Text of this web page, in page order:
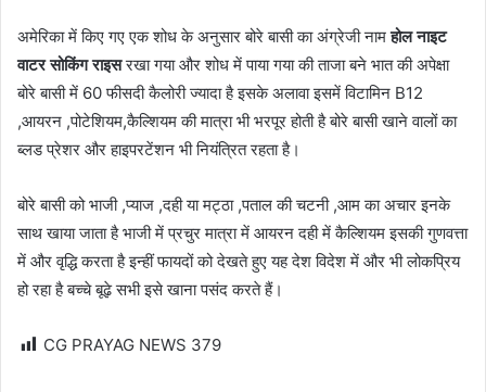
अमेरिका में किए गए एक शोध के अनुसार बोरे बासी का अंग्रेजी नामहोल नाइट
वाटर सोकिंग राइसरखा गया और शोध में पाया गया की ताजा बने भात की अपेक्षा
बोरे बासी में 60 फीसदी कैलोरी ज्यादा है इसके अलावा इसमें विटामिन B12
,आयरन ,पोटेशियम,कैल्शियम की मात्रा भी भरपूर होती है बोरे बासी खाने वालों का
ब्लड प्रेशर और हाइपरटेंशन भी नियंत्रित रहता है।
बोरे बासी को भाजी ,प्याज ,दही या मट्ठा ,पताल की चटनी ,आम का अचार इनके
साथ खाया जाता है भाजी में प्रचुर मात्रा में आयरन दही में कैल्शियम इसकी गुणवत्ता
में और वृद्धि करता है इन्हीं फायदों को देखते हुए यह देश विदेश में और भी लोकप्रिय
हो रहा है बच्चे बूढ़े सभी इसे खाना पसंद करते हैं।
CG PRAYAG NEWS 379